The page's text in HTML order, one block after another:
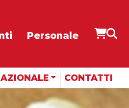
Personale
CONTATTI